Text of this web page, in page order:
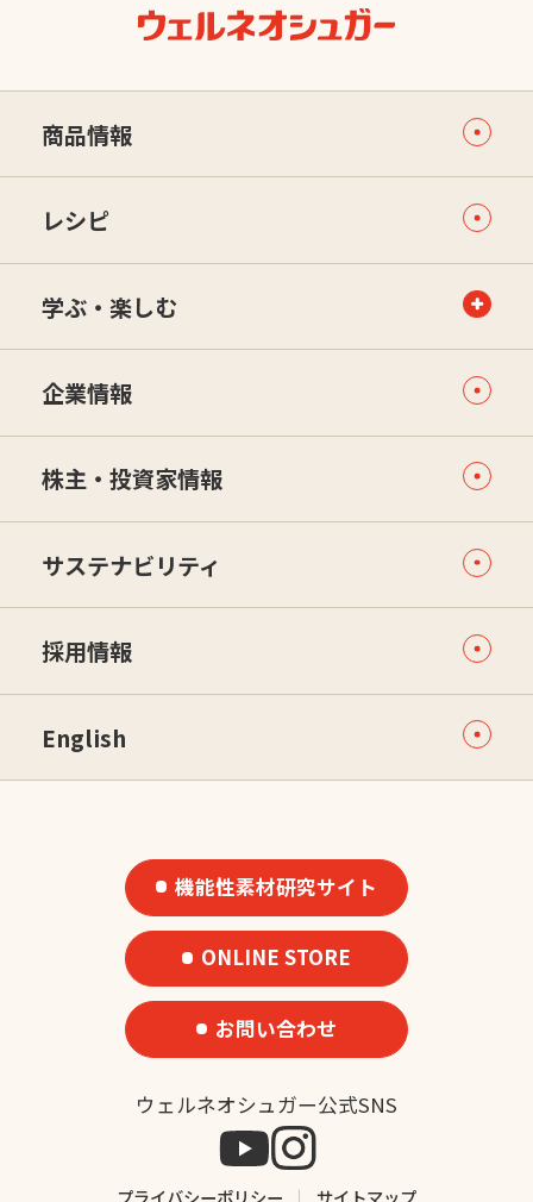
商品情報
レシピ
学ぶ・楽しむ
企業情報
株主・投資家情報
サステナビリティ
採用情報
English
機能性素材研究サイト
ONLINE STORE
お問い合わせ
ウェルネオシュガー公式SNS
プライバシーポリシー サイトマップ